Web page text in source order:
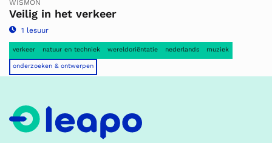
WISMON
Veilig in het verkeer
1 lesuur
verkeer natuur en techniek wereldoriëntatie nederlands muziek
onderzoeken & ontwerpen